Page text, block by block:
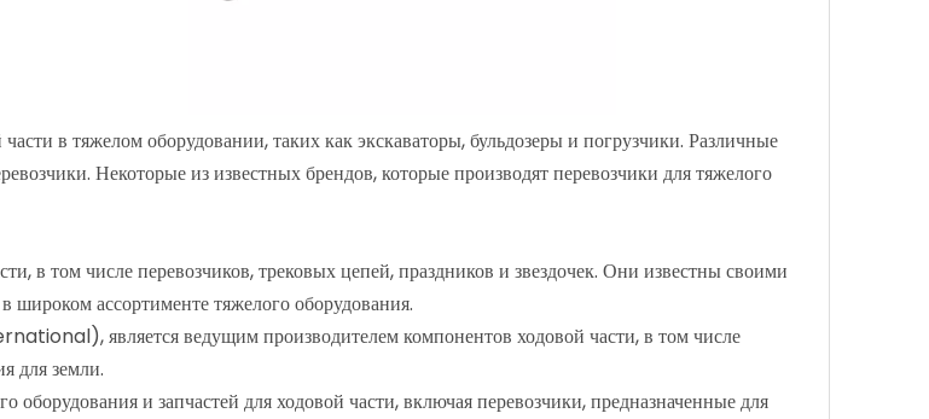
в тяжелом оборудовании, таких как экскаваторы, бульдозеры и погрузчики. Различные
Некоторые из известных брендов, которые производят перевозчики для тяжелого
в том числе перевозчиков, трековых цепей, праздников и звездочек. Они известны своими
ассортименте тяжелого оборудования.
является ведущим производителем компонентов ходовой части, в том числе
для земли.
и запчастей для ходовой части, включая перевозчики, предназначенные для